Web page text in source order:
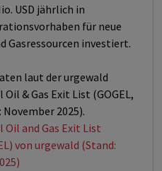
USD jährlich in
für neue
Gasressourcen investiert.
laut der urgewald
Oil & Gas Exit List (GOGEL,
November 2025).
Oil and Gas Exit List
von urgewald (Stand: